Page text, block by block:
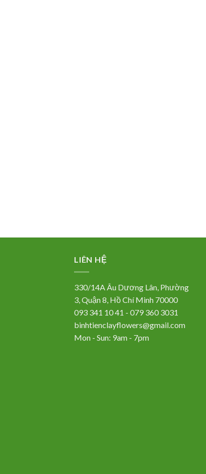
LIÊN HỆ
330/14A Âu Dương Lân, Phường
3, Quận 8, Hồ Chí Minh 70000
093 341 10 41 - 079 360 3031
binhtienclayflowers@gmail.com
Mon - Sun: 9am - 7pm